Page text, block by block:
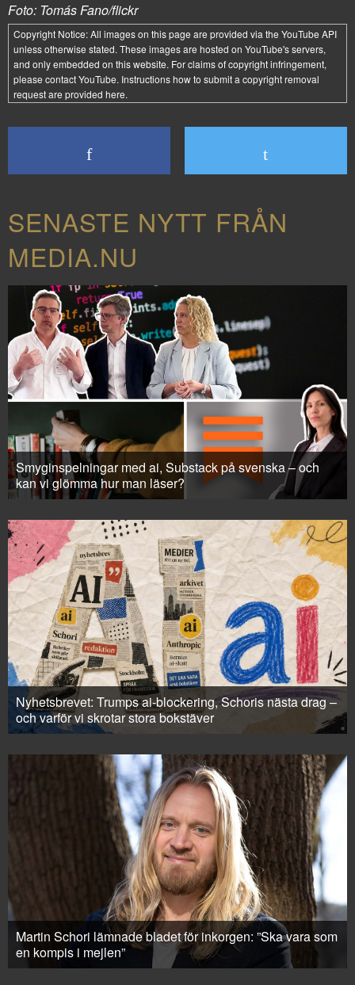
Foto: Tomás Fano/flickr
Copyright Notice:All images on this page are provided via the YouTube API
unless otherwise stated. These images are hosted on YouTube's servers,
and only embedded on this website. For claims of copyright infringement,
please contact YouTube. Instructions how to submit a copyright removal
request are provided here.
SENASTE NYTT FRÅN
MEDIA.NU
Smyginspelningar med ai, Substack på svenska – och
kan vi glömma hur man läser?
Nyhetsbrevet: Trumps ai-blockering, Schoris nästa drag –
och varför vi skrotar stora bokstäver
Martin Schori lämnade bladet för inkorgen: ”Ska vara som
en kompis i mejlen”